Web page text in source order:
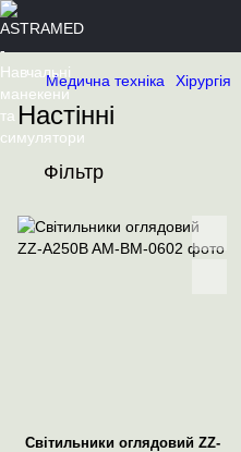
Медична техніка Хiрургiя
Настінні
Фільтр
Світильники оглядовий ZZ-